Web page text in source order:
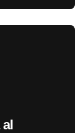
al